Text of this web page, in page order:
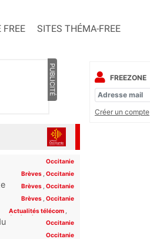
FREE SITES THÉMA-FREE
PUBLICITÉ
Occitanie
Brèves Occitanie
Brèves Occitanie
Brèves Occitanie
Actualités télécom
Occitanie
Occitanie
Occitanie
FREEZONE
Créer un compte